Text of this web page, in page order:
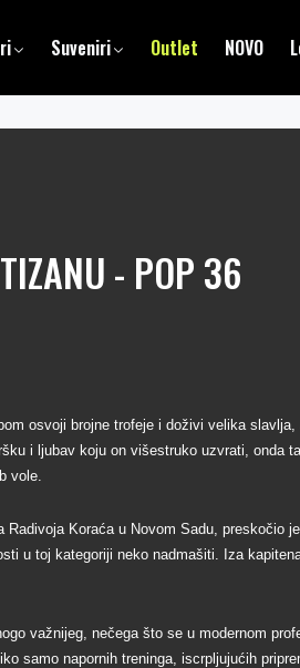
Suveniri Outlet NOVO
- POP 36
osvoji brojne trofeje i doživi velika
i ljubav koju on višestruko uzvrati, onda
vole.
Koraća u Novom Sadu, preskočio
u toj kategoriji neko nadmašiti. Iza
važnijeg, nečega što se u modernom
samo napornih treninga, iscrpljujućih